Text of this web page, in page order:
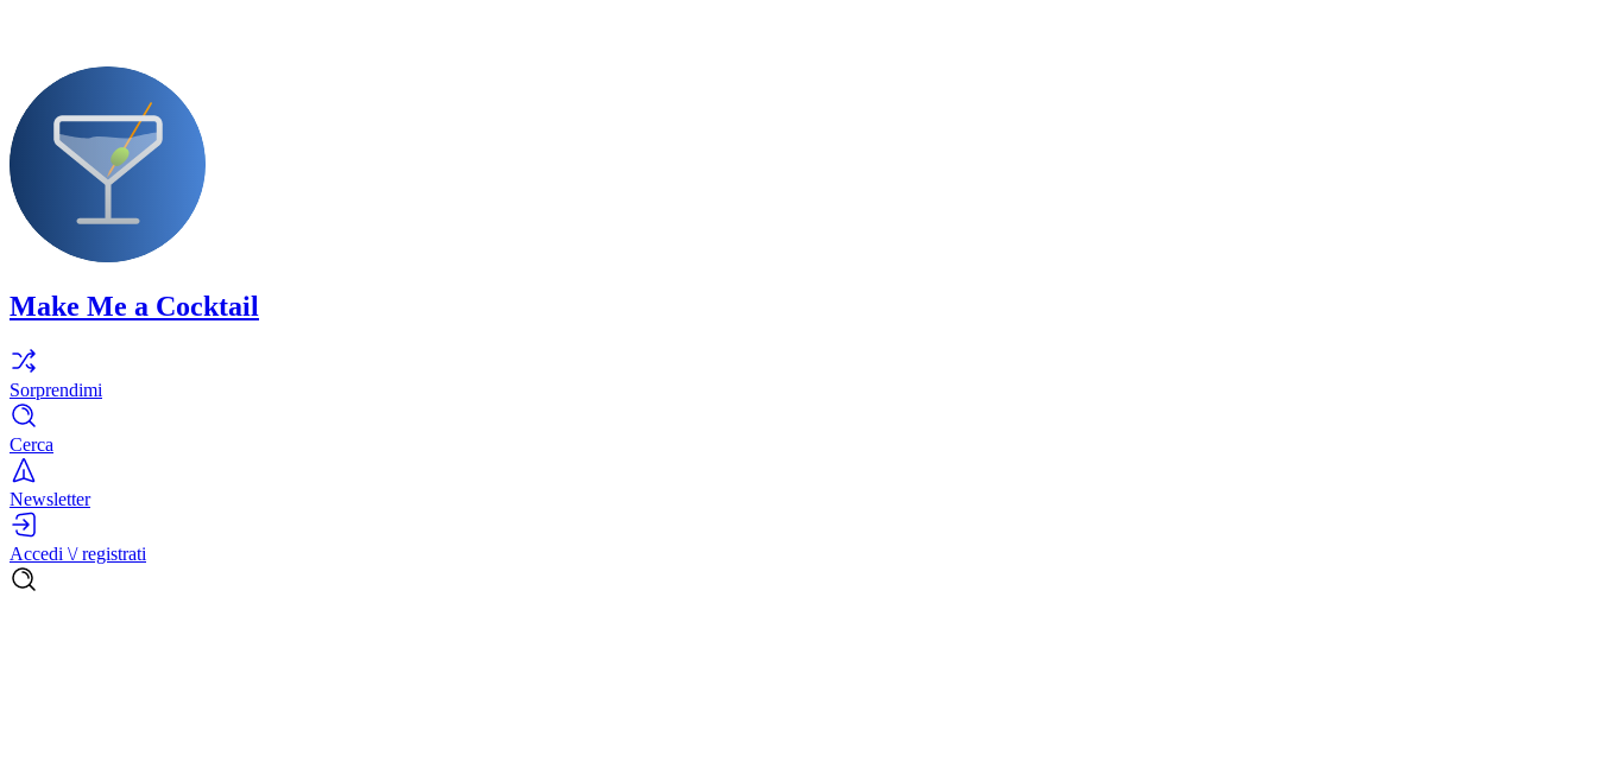
Make Me a Cocktail
Sorprendimi
Cerca
Newsletter
Accedi \/ registrati